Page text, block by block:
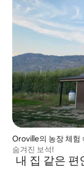
Oroville의 농장 체험
숨겨진 보석!
내 집 같은